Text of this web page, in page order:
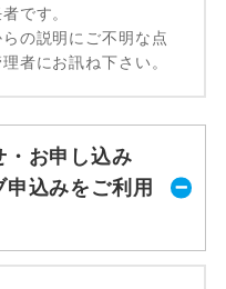
です。
の説明にご不明な点
者にお訊ね下さい。
・お申し込み
申込みをご利用